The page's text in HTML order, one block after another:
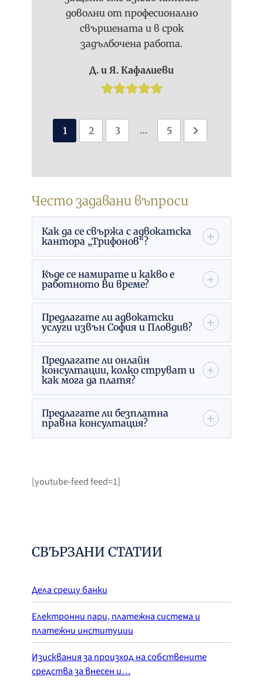
доволни от професионално
свършената и в срок
задълбочена работа.
Д. и Я. Кафалиеви
1 2 3 … 5
Често задавани въпроси
Как да се свържа с адвокатска
кантора „Трифонов“?
Къде се намирате и какво е
работното Ви време?
Предлагате ли адвокатски
услуги извън София и Пловдив?
Предлагате ли онлайн
консултации, колко струват и
как мога да платя?
Предлагате ли безплатна
правна консултация?
[youtube-feed feed=1]
СВЪРЗАНИ СТАТИИ
Дела срещу банки
Електронни пари, платежна система и
платежни институции
Изисквания за произход на собствените
средства за внесен и…